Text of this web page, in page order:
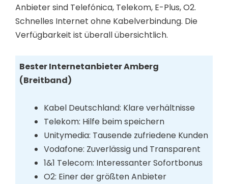
Anbieter sind Telefónica, Telekom, E-Plus, O2.
Schnelles Internet ohne Kabelverbindung. Die
Verfügbarkeit ist überall übersichtlich.
Bester Internetanbieter Amberg
(Breitband)
Kabel Deutschland: Klare verhältnisse
Telekom: Hilfe beim speichern
Unitymedia: Tausende zufriedene Kunden
Vodafone: Zuverlässig und Transparent
1&1 Telecom: Interessanter Sofortbonus
O2: Einer der größten Anbieter